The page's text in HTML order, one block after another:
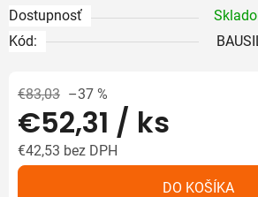
Dostupnosť
Kód:
€83,03 –37 %
€52,31 / ks
€42,53 bez DPH
DO KOŠÍKA